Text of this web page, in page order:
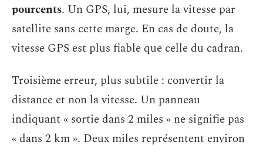
pourcents. Un GPS, lui, mesure la vitesse par
satellite sans cette marge. En cas de doute, la
vitesse GPS est plus fiable que celle du cadran.
Troisième erreur, plus subtile : convertir la
distance et non la vitesse. Un panneau
indiquant « sortie dans 2 miles » ne signifie pas
« dans 2 km ». Deux miles représentent environ